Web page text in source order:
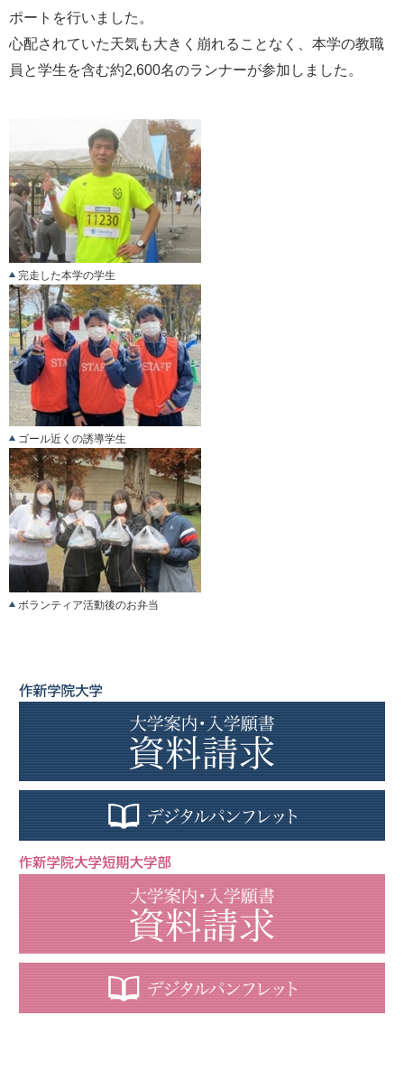
ポートを行いました。
心配されていた天気も大きく崩れることなく、本学の教職
員と学生を含む約2,600名のランナーが参加しました。
完走した本学の学生
ゴール近くの誘導学生
ボランティア活動後のお弁当